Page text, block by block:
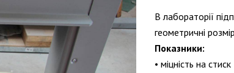
В лабораторії
геометричні
Показники:
• міцність на стиск